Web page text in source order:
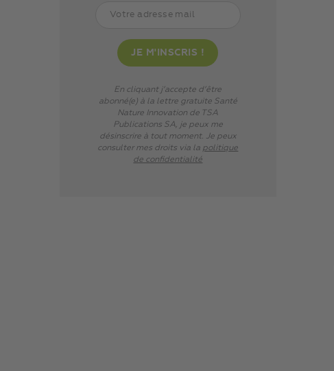
En cliquant j’accepte d’être
abonné(e) à la lettre gratuite Santé
Nature Innovation de TSA
Publications SA, je peux me
désinscrire à tout moment. Je peux
consulter mes droits via la politique
de confidentialité